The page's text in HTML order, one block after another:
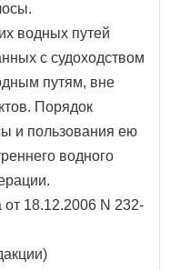
водных путей
с судоходством
путям, вне
Порядок
и пользования ею
водного
от 18.12.2006 N 232-